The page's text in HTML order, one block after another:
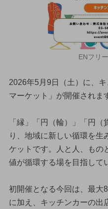
ENフリ
2026年5月9日（土）に、
マーケット」が開催されま
「縁」「円（輪）」「円
り、地域に新しい循環を生
ケットです。人と人、もの
値が循環する場を目指して
初開催となる今回は、最大
に加え、キッチンカーの出